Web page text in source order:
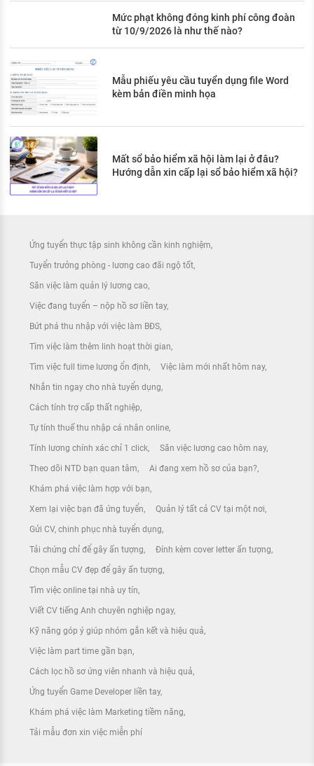
Mức phạt không đóng kinh phí công đoàn
từ 10/9/2026 là như thế nào?
Mẫu phiếu yêu cầu tuyển dụng file Word
kèm bản điền minh họa
Mất sổ bảo hiểm xã hội làm lại ở đâu?
Hướng dẫn xin cấp lại sổ bảo hiểm xã hội?
Ứng tuyển thực tập sinh không cần kinh nghiệm
Tuyển trưởng phòng - lương cao đãi ngộ tốt
Săn việc làm quản lý lương cao
Việc đang tuyển – nộp hồ sơ liền tay
Bứt phá thu nhập với việc làm BĐS
Tìm việc làm thêm linh hoạt thời gian
Tìm việc full time lương ổn định Việc làm mới nhất hôm nay
Nhắn tin ngay cho nhà tuyển dụng
Cách tính trợ cấp thất nghiệp
Tự tính thuế thu nhập cá nhân online
Tính lương chính xác chỉ 1 click Săn việc lương cao hôm nay
Theo dõi NTD bạn quan tâm Ai đang xem hồ sơ của bạn?
Khám phá việc làm hợp với bạn
Xem lại việc bạn đã ứng tuyển Quản lý tất cả CV tại một nơi
Gửi CV, chinh phục nhà tuyển dụng
Tải chứng chỉ để gây ấn tượng Đính kèm cover letter ấn tượng
Chọn mẫu CV đẹp để gây ấn tượng
Tìm việc online tại nhà uy tín
Viết CV tiếng Anh chuyên nghiệp ngay
Kỹ năng góp ý giúp nhóm gắn kết và hiệu quả
Việc làm part time gần bạn
Cách lọc hồ sơ ứng viên nhanh và hiệu quả
Ứng tuyển Game Developer liền tay
Khám phá việc làm Marketing tiềm năng
Tải mẫu đơn xin việc miễn phí